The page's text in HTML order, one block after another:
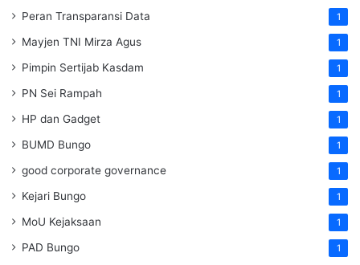
Peran Transparansi Data 1
Mayjen TNI Mirza Agus 1
Pimpin Sertijab Kasdam 1
PN Sei Rampah 1
HP dan Gadget 1
BUMD Bungo 1
good corporate governance 1
Kejari Bungo 1
MoU Kejaksaan 1
PAD Bungo 1